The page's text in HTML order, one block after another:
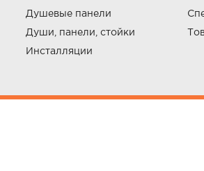
Душевые панели
Души, панели, стойки
Инсталляции